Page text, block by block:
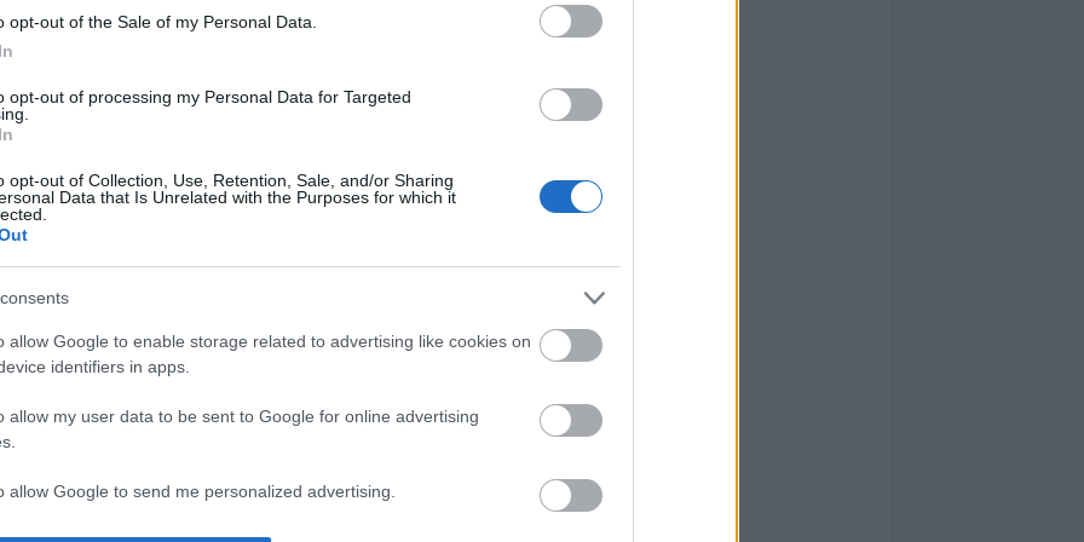
opt-out of the Sale of my Personal Data.
opt-out of processing my Personal Data for Targeted
opt-out of Collection, Use, Retention, Sale, and/or Sharing
Data that Is Unrelated with the Purposes for which it
allow Google to enable storage related to advertising like cookies on
identifiers in apps.
allow my user data to be sent to Google for online advertising
allow Google to send me personalized advertising.
(tobillo), Yuri (fascitis plantar), Íñigo Martínez
(lesión muscular), Vivian (lesión
(COVID-19).
podría introducir algunos cambios en el equipo,
y De Marcos en el once titular.
jornada 18
de euros y han conseguido una buena cantidad
en los partidos de viernes y sábado de la jornada